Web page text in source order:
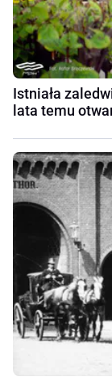
Istniała
lata temu